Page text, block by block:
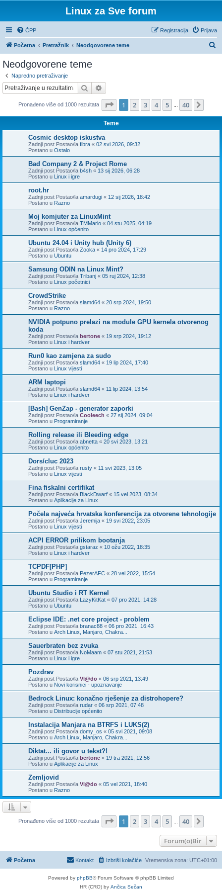
Linux za Sve forum
ČPP Prijava
Registracija
Početna Pretražnik Neodgovorene teme
ž
Neodgovorene teme
Napredno pretraživanje
Pretražnik
Pronađeno više od 1000 rezultata Stranica: 1/ 40.
1 2 3 4 5 40
Teme
Cosmic desktop iskustva
Zadnji post Postao/la fibra « 02 svi 2026, 09:32
Postano u Ostalo
Bad Company 2 & Project Rome
Zadnji post Postao/la b4sh « 13 sij 2026, 06:28
Postano u Linux i igre
root.hr
Zadnji post Postao/la amardugi « 12 sij 2026, 18:42
Postano u Razno
Moj komjuter za LinuxMint
Zadnji post Postao/la TMMario « 04 stu 2025, 04:19
Postano u Linux općenito
Ubuntu 24.04 i Unity hub (Unity 6)
Zadnji post Postao/la Zooka « 14 pro 2024, 17:29
Postano u Ubuntu
Samsung ODIN na Linux Mint?
Zadnji post Postao/la Tribanj « 05 ruj 2024, 12:38
Postano u Linux početnici
CrowdStrike
Zadnji post Postao/la slamd64 « 20 srp 2024, 19:50
Postano u Razno
NVIDIA potpuno prelazi na module GPU kernela otvorenog
koda
Zadnji post Postao/la bertone « 19 srp 2024, 19:12
Postano u Linux i hardver
Run0 kao zamjena za sudo
Zadnji post Postao/la slamd64 « 19 lip 2024, 17:40
Postano u Linux vijesti
ARM laptopi
Zadnji post Postao/la slamd64 « 11 lip 2024, 13:54
Postano u Linux i hardver
[Bash] GenZap - generator zaporki
Zadnji post Postao/la Cooleech « 27 sij 2024, 09:04
Postano u Programiranje
Rolling release ili Bleeding edge
Zadnji post Postao/la abnetta « 20 svi 2023, 13:21
Postano u Linux općenito
Dors/cluc 2023
Zadnji post Postao/la rusty « 11 svi 2023, 13:05
Postano u Linux vijesti
Fina fiskalni certifikat
Zadnji post Postao/la BlackDwarf « 15 vel 2023, 08:34
Postano u Aplikacije za Linux
Počela najveća hrvatska konferencija za otvorene tehnologije
Zadnji post Postao/la Jeremija « 19 svi 2022, 23:05
Postano u Linux vijesti
ACPI ERROR prilikom bootanja
Zadnji post Postao/la gstaraz « 10 ožu 2022, 18:35
Postano u Linux i hardver
TCPDF[PHP]
Zadnji post Postao/la PezerAFC « 28 vel 2022, 15:54
Postano u Programiranje
Ubuntu Studio i RT Kernel
Zadnji post Postao/la LazyKitKat « 07 pro 2021, 14:28
Postano u Ubuntu
Eclipse IDE: .net core project - problem
Zadnji post Postao/la branac88 « 06 pro 2021, 16:43
Postano u Arch Linux, Manjaro, Chakra...
Sauerbraten bez zvuka
Zadnji post Postao/la NoMaam « 07 stu 2021, 21:53
Postano u Linux i igre
Pozdrav
Zadnji post Postao/la Vl@do « 06 srp 2021, 13:49
Postano u Novi korisnici - upoznavanje
Bedrock Linux: konačno rješenje za distrohopere?
Zadnji post Postao/la rudar « 06 srp 2021, 07:48
Postano u Distribucije općenito
Instalacija Manjara na BTRFS i LUKS(2)
Zadnji post Postao/la domy_os « 05 svi 2021, 09:08
Postano u Arch Linux, Manjaro, Chakra...
Diktat... ili govor u tekst?!
Zadnji post Postao/la bertone « 19 tra 2021, 12:56
Postano u Aplikacije za Linux
Zemljovid
Zadnji post Postao/la Vl@do « 05 vel 2021, 18:40
Postano u Razno
Pronađeno više od 1000 rezultata Stranica: 1/ 40.
1 2 3 4 5 40
Forum(o)Bir
Početna Vremenska zona: UTC+01:00
Izbriši kolačiće
Kontakt
Powered by phpBB® Forum Software © phpBB Limited
HR (CRO) by Ančica Sečan